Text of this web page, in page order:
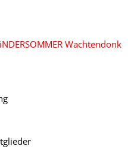
Wachtendonk